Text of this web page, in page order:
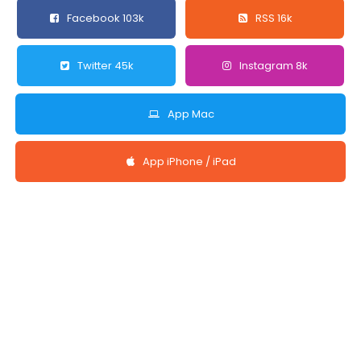
Facebook 103k RSS 16k
Twitter 45k Instagram 8k
App Mac
App iPhone / iPad